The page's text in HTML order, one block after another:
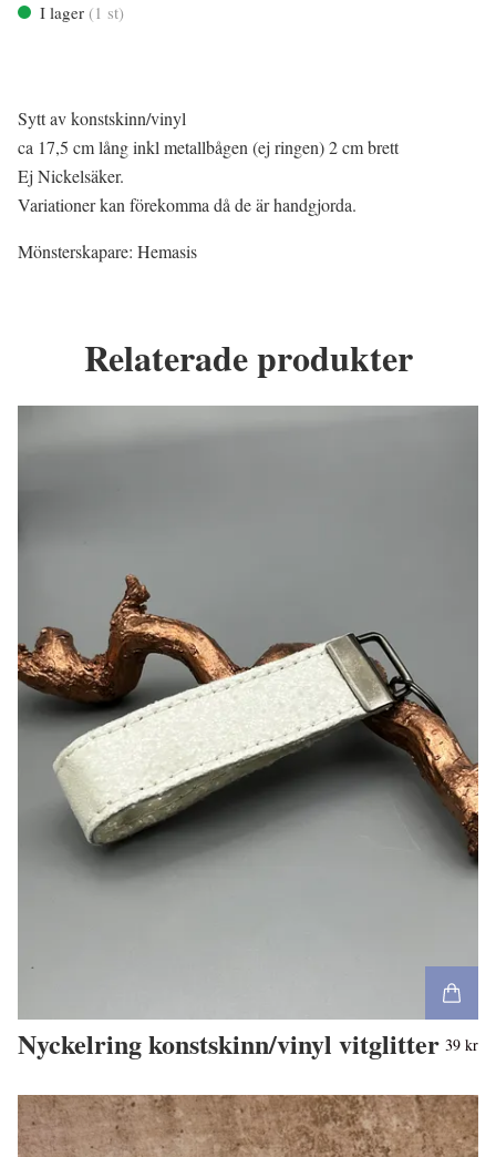
I lager (1 st)
Sytt av konstskinn/vinyl
ca 17,5 cm lång inkl metallbågen (ej ringen) 2 cm brett
Ej Nickelsäker.
Variationer kan förekomma då de är handgjorda.
Mönsterskapare: Hemasis
Relaterade produkter
Nyckelring konstskinn/vinyl vitglitter 39 kr